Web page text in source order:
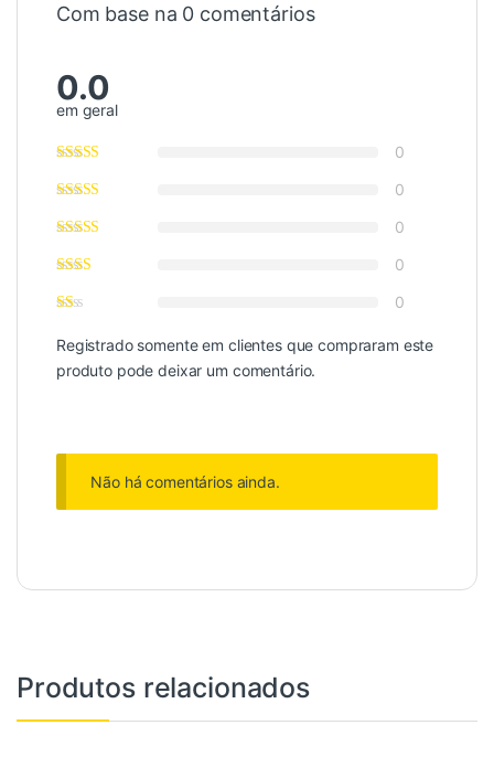
Com base na 0 comentários
0.0
em geral
0
0
0
0
0
Registrado somente em clientes que compraram este
produto pode deixar um comentário.
Não há comentários ainda.
Produtos relacionados